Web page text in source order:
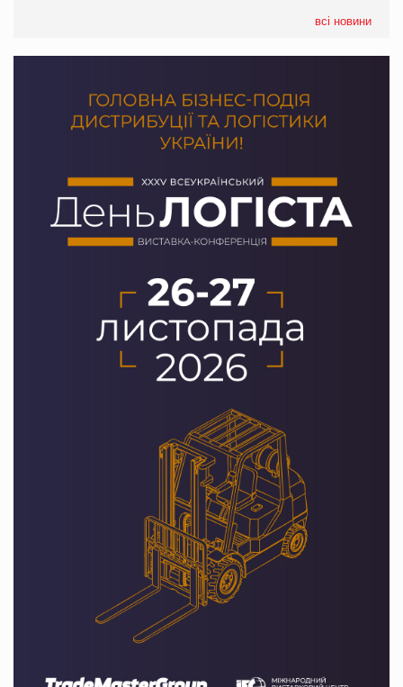
всі новини